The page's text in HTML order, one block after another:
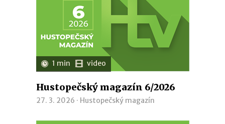
1 min video
Hustopečský magazín 6/2026
27. 3. 2026 · Hustopečský magazín